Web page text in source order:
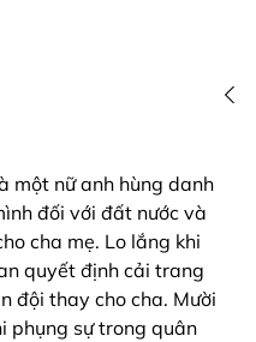
một nữ anh hùng danh
đối với đất nước và
cha mẹ. Lo lắng khi
quyết định cải trang
đội thay cho cha. Mười
phụng sự trong quân